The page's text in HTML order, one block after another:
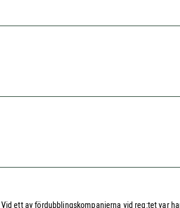
ett av fördubblingskompanierna vid reg:tet var